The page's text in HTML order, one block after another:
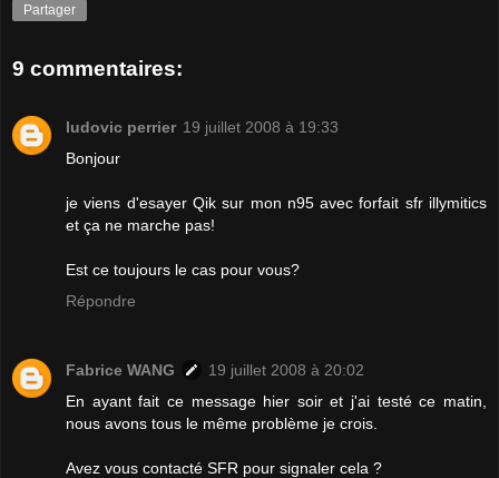
Partager
9 commentaires:
ludovic perrier 19 juillet 2008 à 19:33
Bonjour
je viens d'esayer Qik sur mon n95 avec forfait sfr illymitics
et ça ne marche pas!
Est ce toujours le cas pour vous?
Répondre
Fabrice WANG
19 juillet 2008 à 20:02
En ayant fait ce message hier soir et j'ai testé ce matin,
nous avons tous le même problème je crois.
Avez vous contacté SFR pour signaler cela ?